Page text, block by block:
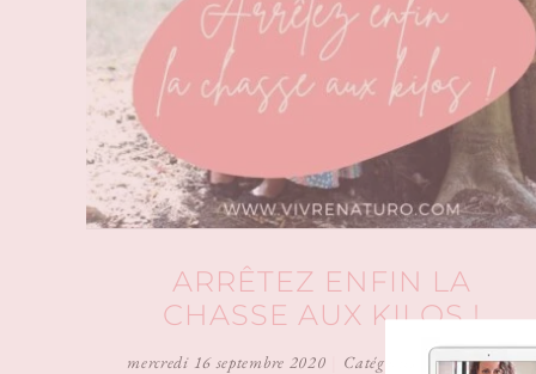
ARRÊTEZ ENFIN LA
CHASSE AUX KILOS !
mercredi 16 septembre 2020 Catégories :
Bien-être au